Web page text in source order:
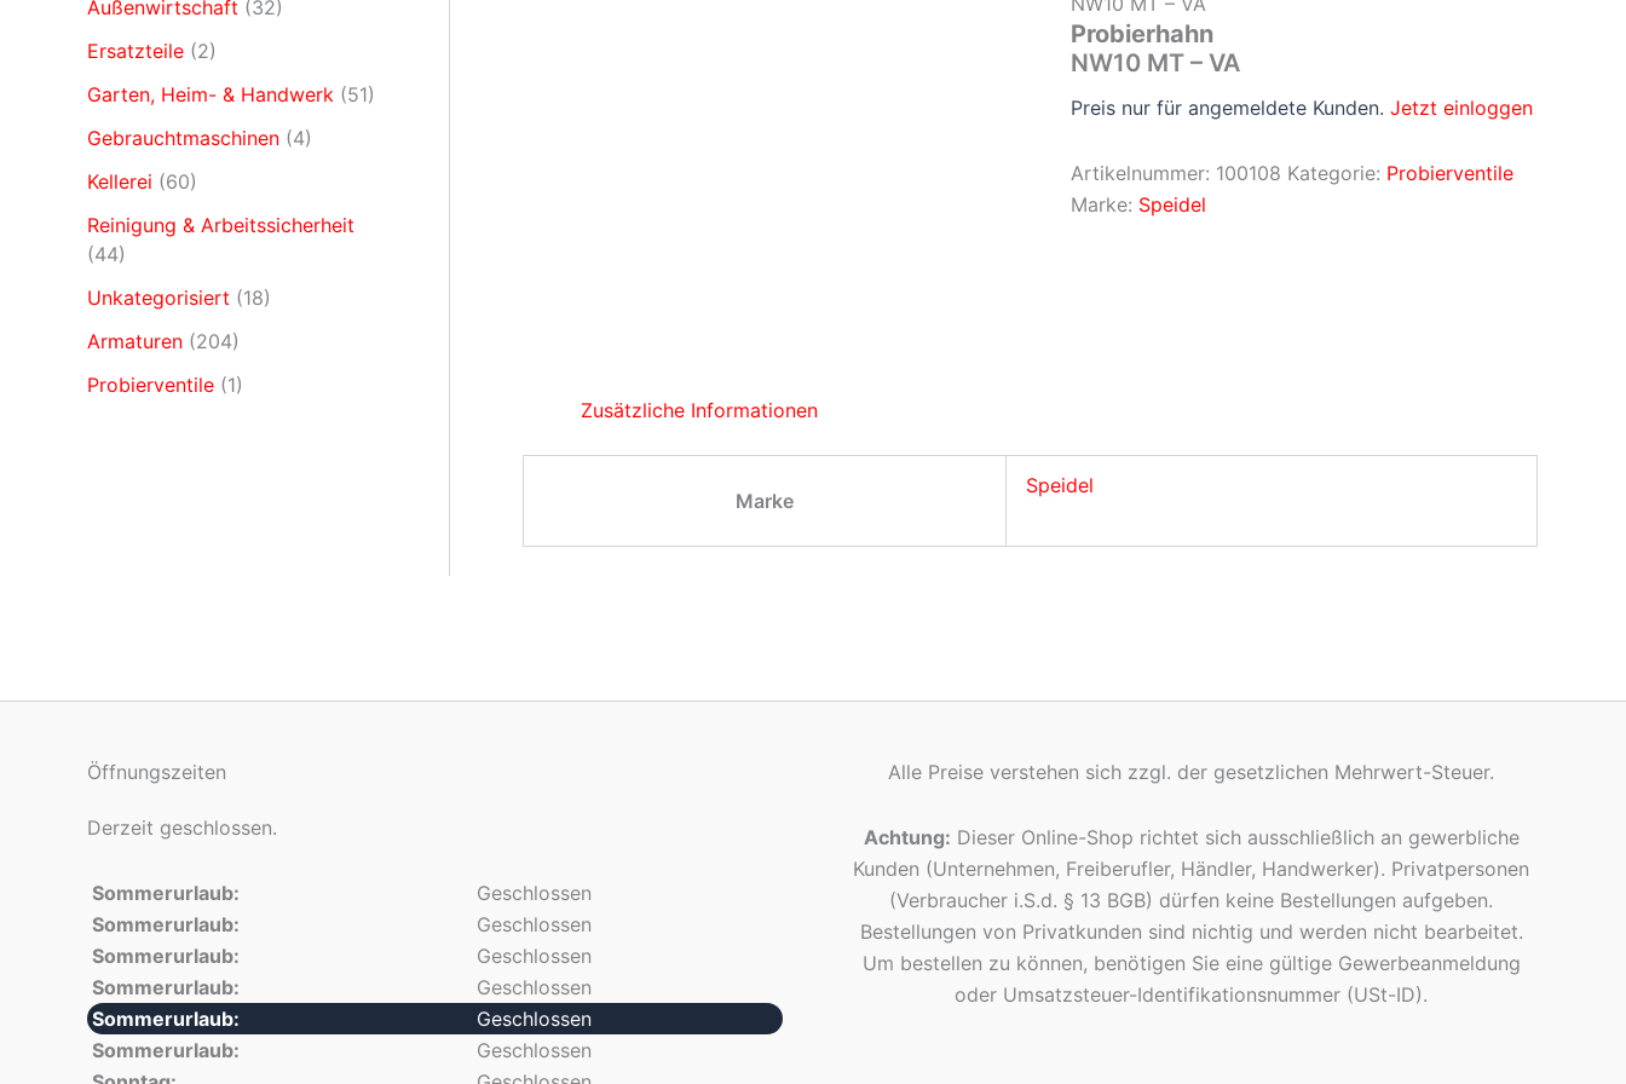
Außenwirtschaft (32)
Ersatzteile (2)
Garten, Heim- & Handwerk (51)
Gebrauchtmaschinen (4)
Kellerei (60)
Reinigung & Arbeitssicherheit
(44)
Unkategorisiert (18)
Armaturen (204)
Probierventile (1)
Probierhahn
NW10 MT – VA
Preis nur für angemeldete Kunden.Jetzt einloggen
Artikelnummer: 100108 Kategorie: Probierventile
Marke: Speidel
Zusätzliche Informationen
Marke
Speidel
Öffnungszeiten
Derzeit geschlossen.
Sommerurlaub:
Geschlossen
Sommerurlaub:
Geschlossen
Sommerurlaub:
Geschlossen
Sommerurlaub:
Geschlossen
Sommerurlaub:
Geschlossen
Sommerurlaub:
Geschlossen
Alle Preise verstehen sich zzgl. der gesetzlichen Mehrwert-Steuer.
Achtung: Dieser Online-Shop richtet sich ausschließlich an gewerbliche
Kunden (Unternehmen, Freiberufler, Händler, Handwerker). Privatpersonen
(Verbraucher i.S.d. § 13 BGB) dürfen keine Bestellungen aufgeben.
Bestellungen von Privatkunden sind nichtig und werden nicht bearbeitet.
Um bestellen zu können, benötigen Sie eine gültige Gewerbeanmeldung
oder Umsatzsteuer-Identifikationsnummer (USt-ID).